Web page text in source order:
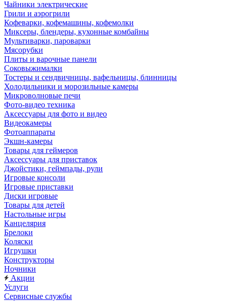
Чайники электрические
Грили и аэрогрили
Кофеварки, кофемашины, кофемолки
Миксеры, блендеры, кухонные комбайны
Мультиварки, пароварки
Мясорубки
Плиты и варочные панели
Соковыжималки
Тостеры и сендвичницы, вафельницы, блинницы
Холодильники и морозильные камеры
Микроволновые печи
Фото-видео техника
Аксессуары для фото и видео
Видеокамеры
Фотоаппараты
Экшн-камеры
Товары для геймеров
Аксессуары для приставок
Джойстики, геймпады, рули
Игровые консоли
Игровые приставки
Диски игровые
Товары для детей
Настольные игры
Канцелярия
Брелоки
Коляски
Игрушки
Конструкторы
Ночники
Акции
Услуги
Сервисные службы